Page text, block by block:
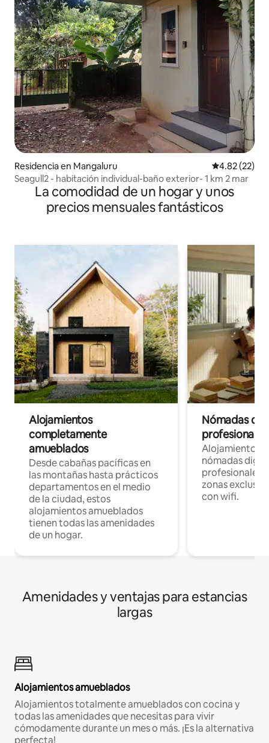
Residencia en Mangaluru Calificación
4.82 (22)
Seagull2 - habitación individual-baño exterior- 1 km 2 mar
La comodidad de un hogar y unos
precios mensuales fantásticos
Alojamientos
completamente
amueblados
Desde cabañas pacíficas en
las montañas hasta prácticos
departamentos en el medio
de la ciudad, estos
alojamientos amueblados
tienen todas las amenidades
de un hogar.
Nómadas
Alojamientos
nómadas
profesionales
zonas
con wifi.
Amenidades y ventajas para estancias
largas
Alojamientos amueblados
Alojamientos totalmente amueblados con cocina y
todas las amenidades que necesitas para vivir
cómodamente durante un mes o más. ¡Es la alternativa
perfecta!